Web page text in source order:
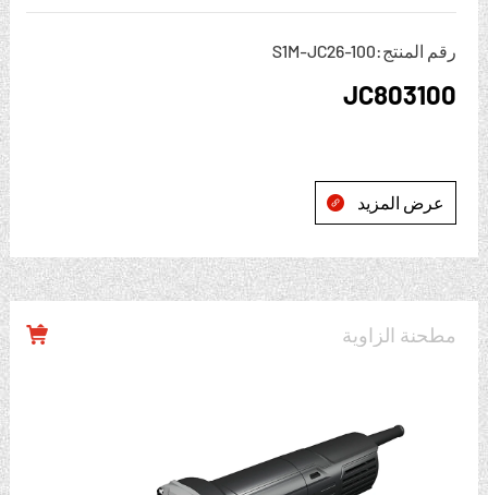
رقم المنتج:S1M-JC26-100
JC803100
عرض المزيد 
مطحنة الزاوية 